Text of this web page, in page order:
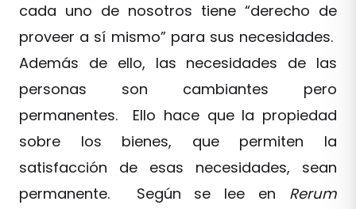
cada uno de nosotros tiene “derecho de
proveer a sí mismo” para sus necesidades.
Además de ello, las necesidades de las
personas son cambiantes pero
permanentes. Ello hace que la propiedad
sobre los bienes, que permiten la
satisfacción de esas necesidades, sean
permanente. Según se lee en Rerum